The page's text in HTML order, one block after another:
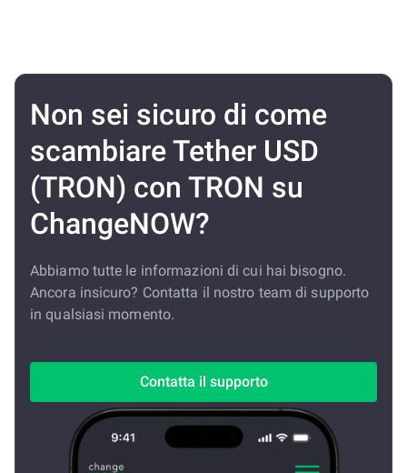
Non sei sicuro di come
scambiare Tether USD
(TRON) con TRON su
ChangeNOW?
Abbiamo tutte le informazioni di cui hai bisogno.
Ancora insicuro? Contatta il nostro team di supporto
in qualsiasi momento.
Contatta il supporto